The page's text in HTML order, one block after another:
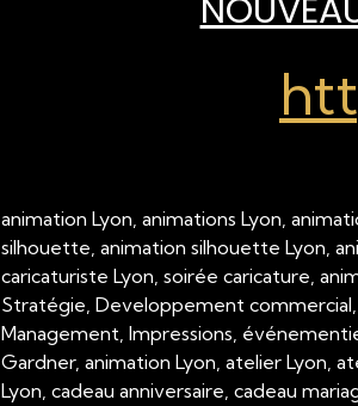
animation Lyon, animations Lyon,
silhouette, animation silhouette Lyon,
caricaturiste Lyon, soirée caricature,
Stratégie, Developpement
Management, Impressions,
Gardner, animation Lyon, atelier Lyon,
Lyon, cadeau anniversaire, cadeau